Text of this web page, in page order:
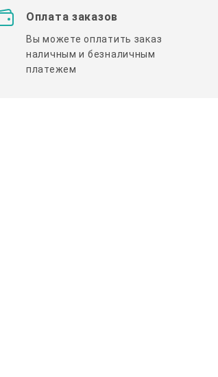
Оплата заказов
Вы можете оплатить заказ
наличным и безналичным
платежем